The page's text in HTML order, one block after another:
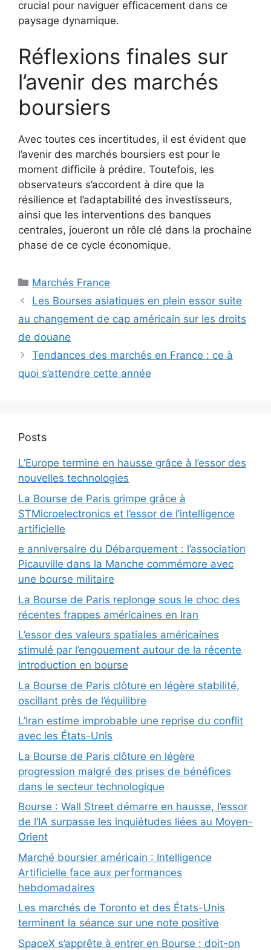
crucial pour naviguer efficacement dans ce
paysage dynamique.
Réflexions finales sur
l’avenir des marchés
boursiers
Avec toutes ces incertitudes, il est évident que
l’avenir des marchés boursiers est pour le
moment difficile à prédire. Toutefois, les
observateurs s’accordent à dire que la
résilience et l’adaptabilité des investisseurs,
ainsi que les interventions des banques
centrales, joueront un rôle clé dans la prochaine
phase de ce cycle économique.
Catégories
Marchés France
Les Bourses asiatiques en plein essor suite
au changement de cap américain sur les droits
de douane
Tendances des marchés en France : ce à
quoi s’attendre cette année
Posts
L’Europe termine en hausse grâce à l’essor des
nouvelles technologies
La Bourse de Paris grimpe grâce à
STMicroelectronics et l’essor de l’intelligence
artificielle
e anniversaire du Débarquement : l’association
Picauville dans la Manche commémore avec
une bourse militaire
La Bourse de Paris replonge sous le choc des
récentes frappes américaines en Iran
L’essor des valeurs spatiales américaines
stimulé par l’engouement autour de la récente
introduction en bourse
La Bourse de Paris clôture en légère stabilité,
oscillant près de l’équilibre
L’Iran estime improbable une reprise du conflit
avec les États-Unis
La Bourse de Paris clôture en légère
progression malgré des prises de bénéfices
dans le secteur technologique
Bourse : Wall Street démarre en hausse, l’essor
de l’IA surpasse les inquiétudes liées au Moyen-
Orient
Marché boursier américain : Intelligence
Artificielle face aux performances
hebdomadaires
Les marchés de Toronto et des États-Unis
terminent la séance sur une note positive
SpaceX s’apprête à entrer en Bourse : doit-on